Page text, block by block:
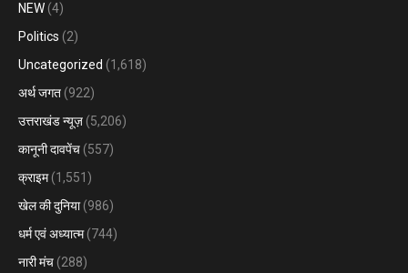
NEW (4)
Politics (2)
Uncategorized (1,618)
अर्थ जगत (922)
उत्तराखंड न्यूज़ (5,206)
कानूनी दावपेंच (557)
क्राइम(1,551)
खेल की दुनिया(986)
धर्म एवं अध्यात्म(744)
नारी मंच (288)